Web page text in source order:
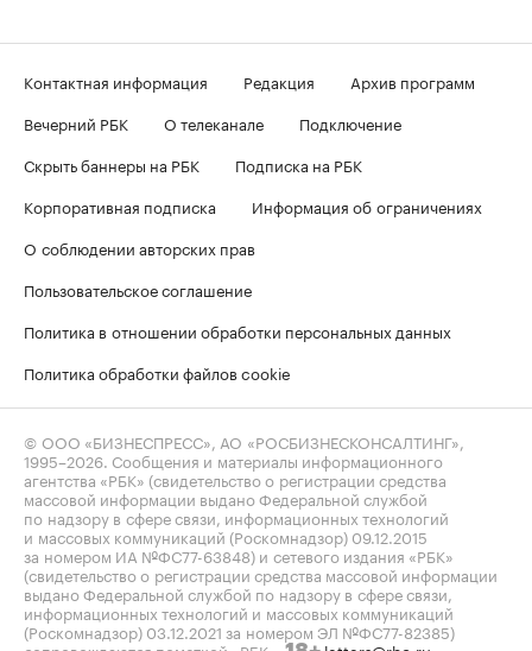
Контактная информация Редакция
Архив программ
Вечерний РБК
О телеканале
Подключение
Скрыть баннеры на РБК
Подписка на РБК
Корпоративная подписка
Информация об ограничениях
О соблюдении авторских прав
Пользовательское соглашение
Политика в отношении обработки персональных данных
Политика обработки файлов cookie
© ООО «БИЗНЕСПРЕСС», АО «РОСБИЗНЕСКОНСАЛТИНГ»,
1995–2026 . Сообщения и материалы информационного
агентства «РБК» (свидетельство о регистрации средства
массовой информации выдано Федеральной службой
по надзору в сфере связи, информационных технологий
и массовых коммуникаций (Роскомнадзор) 09.12.2015
за номером ИА №ФС77-63848) и сетевого издания «РБК»
(свидетельство о регистрации средства массовой информации
выдано Федеральной службой по надзору в сфере связи,
информационных технологий и массовых коммуникаций
(Роскомнадзор) 03.12.2021 за номером ЭЛ №ФС77-82385)